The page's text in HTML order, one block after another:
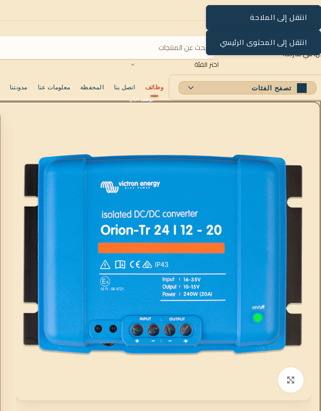
انتقل إلى الملاحة
انتقل إلى المحتوى الرئيسي
اختر الفئة
تصفح الفئات مدونتنا معلومات عنا المحفظة اتصل بنا وظائف